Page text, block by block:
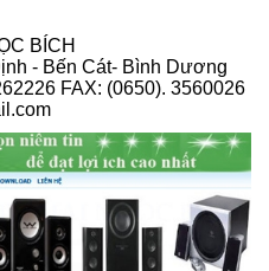
BÍCH
- Bến Cát- Bình Dương
FAX: (0650). 3560026